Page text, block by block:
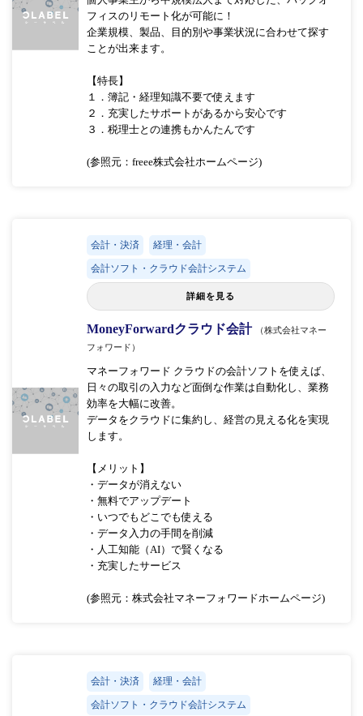
フィスのリモート化が可能に！
企業規模、製品、目的別や事業状況に合わせて探す
ことが出来ます。
【特長】
１．簿記・経理知識不要で使えます
２．充実したサポートがあるから安心です
３．税理士との連携もかんたんです
(参照元：freee株式会社ホームページ)
会計・決済 経理・会計
会計ソフト・クラウド会計システム
詳細を見る
MoneyForwardクラウド会計
（株式会社マネー
フォワード）
マネーフォワード クラウドの会計ソフトを使えば、
日々の取引の入力など面倒な作業は自動化し、業務
効率を大幅に改善。
データをクラウドに集約し、経営の見える化を実現
します。
【メリット】
・データが消えない
・無料でアップデート
・いつでもどこでも使える
・データ入力の手間を削減
・人工知能（AI）で賢くなる
・充実したサービス
(参照元：株式会社マネーフォワードホームページ)
会計・決済 経理・会計
会計ソフト・クラウド会計システム